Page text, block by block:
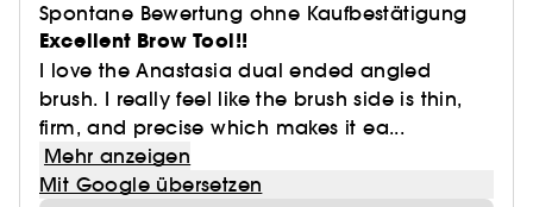
Spontane Bewertung ohne Kaufbestätigung
Excellent Brow Tool!!
I love the Anastasia dual ended angled
brush. I really feel like the brush side is thin,
firm, and precise which makes it ea...
Mehr anzeigen
Mit Google übersetzen